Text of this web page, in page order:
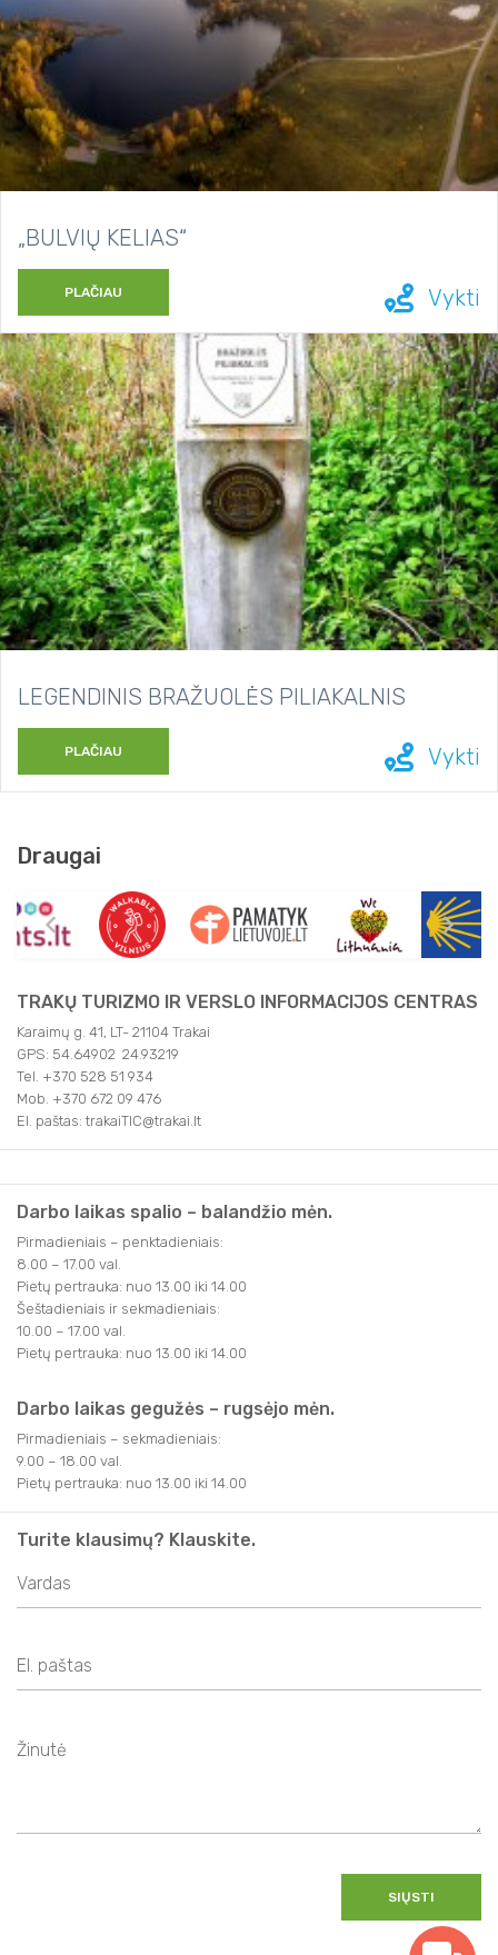
„BULVIŲ KELIAS“
PLAČIAU Vykti
LEGENDINIS BRAŽUOLĖS PILIAKALNIS
PLAČIAU Vykti
Draugai
TRAKŲ TURIZMO IR VERSLO INFORMACIJOS CENTRAS
Karaimų g. 41, LT- 21104 Trakai
GPS: 54.64902 24.93219
Tel. +370 528 51 934
Mob. +370 672 09 476
El. paštas: trakaiTIC@trakai.lt
Darbo laikas spalio – balandžio mėn.
Pirmadieniais – penktadieniais:
8.00 – 17.00 val.
Pietų pertrauka: nuo 13.00 iki 14.00
Šeštadieniais ir sekmadieniais:
10.00 – 17.00 val.
Pietų pertrauka: nuo 13.00 iki 14.00
Darbo laikas gegužės – rugsėjo mėn.
Pirmadieniais – sekmadieniais:
9.00 – 18.00 val.
Pietų pertrauka: nuo 13.00 iki 14.00
Turite klausimų? Klauskite.